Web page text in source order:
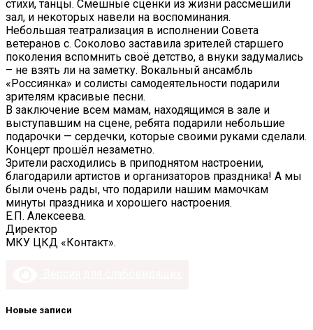
стихи, танцы. Смешные сценки из жизни рассмешили
зал, и некоторых навели на воспоминания.
Небольшая театрализация в исполнении Совета
ветеранов с. Соколово заставила зрителей старшего
поколения вспомнить своё детство, а внуки задумались
– не взять ли на заметку. Вокальный ансамбль
«Россиянка» и солисты самодеятельности подарили
зрителям красивые песни.
В заключение всем мамам, находящимся в зале и
выступавшим на сцене, ребята подарили небольшие
подарочки — сердечки, которые своими руками сделали.
Концерт прошёл незаметно.
Зрители расходились в приподнятом настроении,
благодарили артистов и организаторов праздника! А мы
были очень рады, что подарили нашим мамочкам
минуты праздника и хорошего настроения.
Е.П. Алексеева.
Директор
МКУ ЦКД «Контакт».
Новые записи